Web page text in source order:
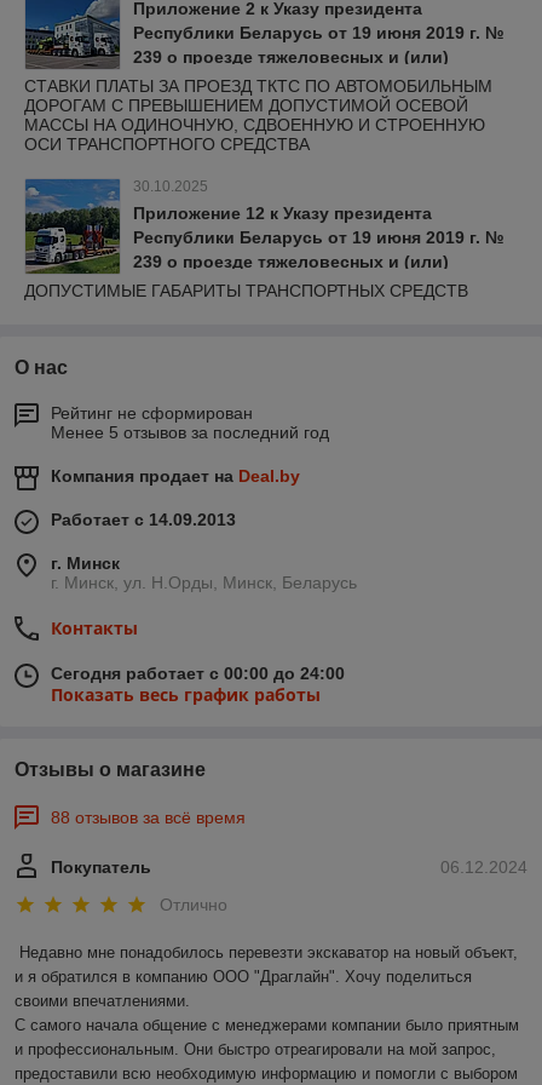
Приложение 2 к Указу президента
Республики Беларусь от 19 июня 2019 г. №
239 о проезде тяжеловесных и (или)
крупногабаритных транспортных средств
СТАВКИ ПЛАТЫ ЗА ПРОЕЗД ТКТС ПО АВТОМОБИЛЬНЫМ
ДОРОГАМ С ПРЕВЫШЕНИЕМ ДОПУСТИМОЙ ОСЕВОЙ
МАССЫ НА ОДИНОЧНУЮ, СДВОЕННУЮ И СТРОЕННУЮ
ОСИ ТРАНСПОРТНОГО СРЕДСТВА
30.10.2025
Приложение 12 к Указу президента
Республики Беларусь от 19 июня 2019 г. №
239 о проезде тяжеловесных и (или)
крупногабаритных транспортных средств
ДОПУСТИМЫЕ ГАБАРИТЫ ТРАНСПОРТНЫХ СРЕДСТВ
О нас
Рейтинг не сформирован
Менее 5 отзывов за последний год
Компания продает на Deal.by
Работает с 14.09.2013
г. Минск
г. Минск, ул. Н.Орды, Минск, Беларусь
Контакты
Сегодня работает с 00:00 до 24:00
Показать весь график работы
Отзывы о магазине
88 отзывов за всё время
06.12.2024
Покупатель
Отлично
Недавно мне понадобилось перевезти экскаватор на новый объект,
и я обратился в компанию ООО "Драглайн". Хочу поделиться
своими впечатлениями.
С самого начала общение с менеджерами компании было приятным
и профессиональным. Они быстро отреагировали на мой запрос,
предоставили всю необходимую информацию и помогли с выбором